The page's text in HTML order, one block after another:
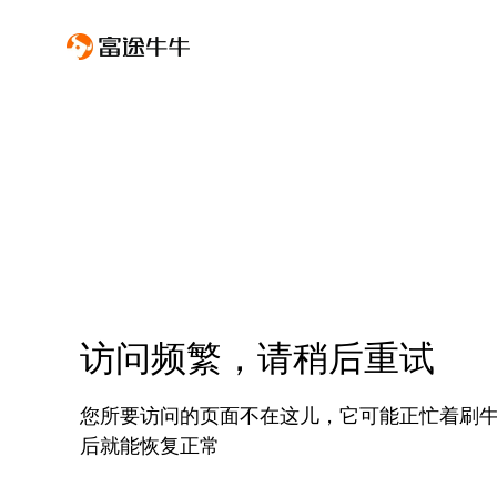
访问频繁，请稍后重试
您所要访问的页面不在这儿，它可能正忙着刷
后就能恢复正常